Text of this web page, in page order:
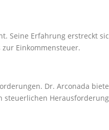
Seine Erfahrung erstreckt
Einkommensteuer.
Dr. Arconada
steuerlichen